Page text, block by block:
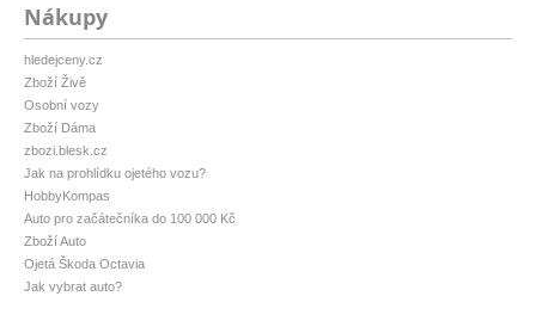
Nákupy
hledejceny.cz
Zboží Živě
Osobní vozy
Zboží Dáma
zbozi.blesk.cz
Jak na prohlídku ojetého vozu?
HobbyKompas
Auto pro začátečníka do 100 000 Kč
Zboží Auto
Ojetá Škoda Octavia
Jak vybrat auto?